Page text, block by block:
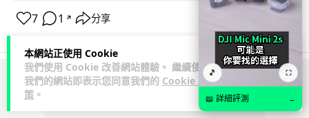
本網站正使用 Cookie
我們使用 Cookie 改善網站體驗。 繼續使用
我們的網站即表示您同意我們的 Cookie 政
策 。
7 1 ↗ 分享
ADVERTISEMENT
🎵 ⛶
📖 詳細評測 →